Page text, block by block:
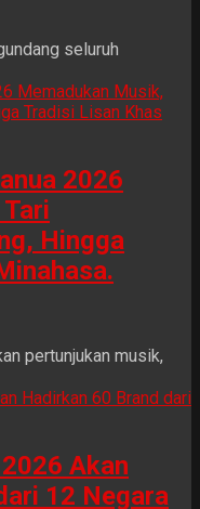
seluruh
2026
Hingga
pertunjukan musik,
Akan
12 Negara